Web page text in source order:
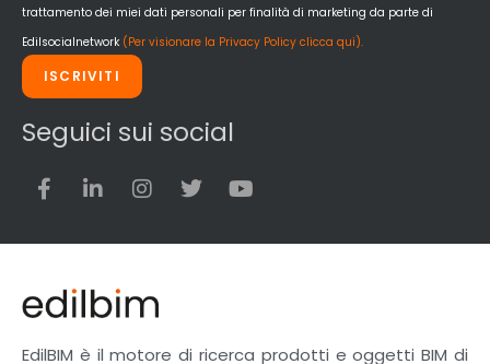
trattamento dei miei dati personali per finalità di marketing da parte di
Edilsocialnetwork (Per visionare la Privacy Policy clicca qui).
ISCRIVITI
Seguici sui social
EdilBIM è il motore di ricerca prodotti e oggetti BIM di